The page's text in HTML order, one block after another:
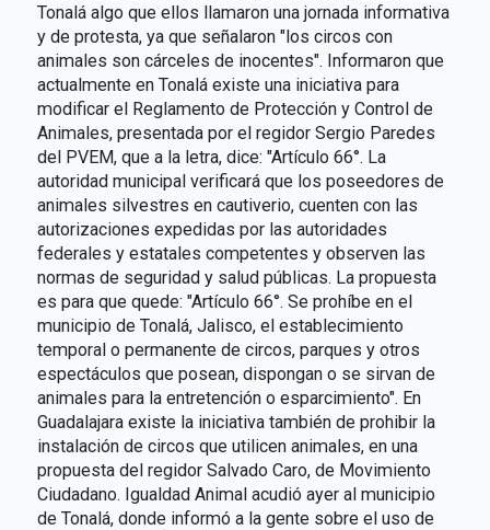
Tonalá algo que ellos llamaron una jornada informativa
y de protesta, ya que señalaron "los circos con
animales son cárceles de inocentes". Informaron que
actualmente en Tonalá existe una iniciativa para
modificar el Reglamento de Protección y Control de
Animales, presentada por el regidor Sergio Paredes
del PVEM, que a la letra, dice: "Artículo 66°. La
autoridad municipal verificará que los poseedores de
animales silvestres en cautiverio, cuenten con las
autorizaciones expedidas por las autoridades
federales y estatales competentes y observen las
normas de seguridad y salud públicas. La propuesta
es para que quede: "Artículo 66°. Se prohíbe en el
municipio de Tonalá, Jalisco, el establecimiento
temporal o permanente de circos, parques y otros
espectáculos que posean, dispongan o se sirvan de
animales para la entretención o esparcimiento". En
Guadalajara existe la iniciativa también de prohibir la
instalación de circos que utilicen animales, en una
propuesta del regidor Salvado Caro, de Movimiento
Ciudadano. Igualdad Animal acudió ayer al municipio
de Tonalá, donde informó a la gente sobre el uso de